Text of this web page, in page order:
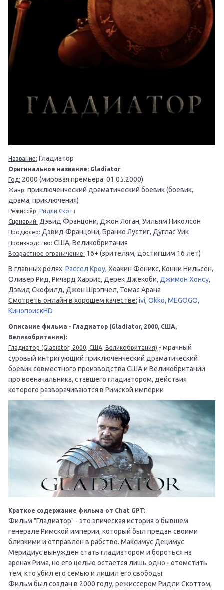
Название: Гладиатор
Оригинальное название: Gladiator
Год: 2000 (мировая премьера: 01.05.2000)
Жанр: приключенческий драматический боевик (боевик,
драма, приключения)
Режиссёр: Ридли Скотт
Сценарий: Дэвид Францони, Джон Логан, Уильям Николсон
Продюсер: Дэвид Францони, Бранко Лустиг, Дуглас Уик
Производство: США, Великобритания
Возрастное ограничение: 16+ (зрителям, достигшим 16 лет)
В главных ролях: Рассел Кроу, Хоакин Феникс, Конни Нильсен,
Оливер Рид, Ричард Харрис, Дерек Джекоби, Джимон Хонсу,
Дэвид Скофилд, Джон Шрэпнел, Томас Арана
Смотреть онлайн в хорошем качестве: ivi, Okko, MEGOGO,
КинопоискHD
Описание фильма - Гладиатор (Gladiator, 2000, США,
Великобритания):
Гладиатор (Gladiator, 2000, США, Великобритания) - мрачный
суровый интригующий приключенческий драматический
боевик совместного производства США и Великобритании
про военачальника, ставшего гладиатором, действия
которого разворачиваются в Римской империи
Краткое содержание фильма от Chat GPT:
Фильм "Гладиатор" - это эпическая история о бывшем
генерале Римской империи, который был предан своими
близкими и отправлен в рабство. Максимус Децимус
Меридиус вынужден стать гладиатором и бороться на
аренах Рима, но его целью остается лишь одно - отомстить
тем, кто убил его семью и лишил его свободы.
Фильм был создан в 2000 году, режиссером Ридли Скоттом,